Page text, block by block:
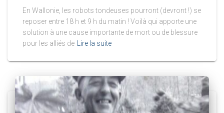
En Wallonie, les robots tondeuses pourront (devront !) se
reposer entre 18 h et 9 h du matin ! Voilà qui apporte une
solution à une cause importante de mort ou de blessure
pour les alliés de Lire la suite